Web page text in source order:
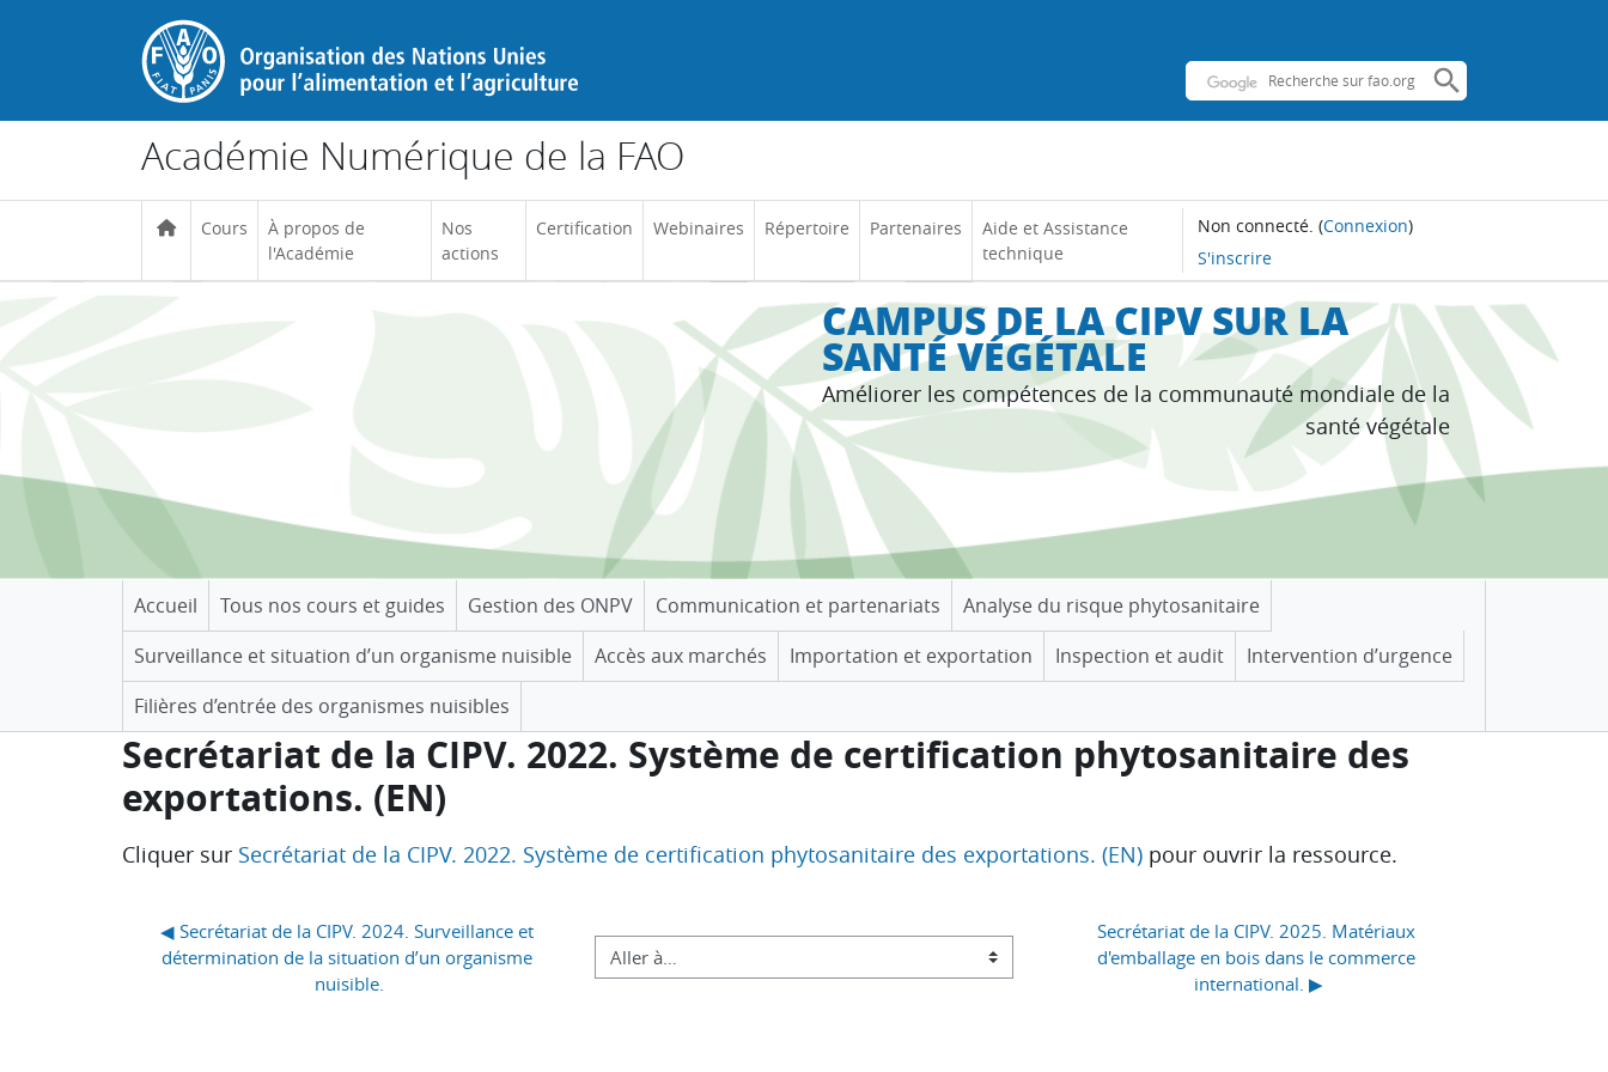
Passer au contenu principal
Académie Numérique de la FAO
Cours
À propos de
l'Académie
Nos
actions
Certification Webinaires Répertoire Partenaires
Aide et Assistance
technique
Non connecté. (Connexion)
S'inscrire
CAMPUS DE LA CIPV SUR LA
SANTÉ VÉGÉTALE
Améliorer les compétences de la communauté mondiale de la
santé végétale
Accueil Tous nos cours et guides Gestion des ONPV Communication et partenariats
Analyse du risque phytosanitaire
Surveillance et situation d’un organisme nuisible
Accès aux marchés Importation et exportation Inspection et audit
Intervention d’urgence
Filières d’entrée des organismes nuisibles
Secrétariat de la CIPV. 2022. Système de certification phytosanitaire des
exportations. (EN)
Conditions d’achèvement
Cliquer sur Secrétariat de la CIPV. 2022. Système de certification phytosanitaire des exportations. (EN) pour ouvrir la ressource.
◀︎ Secrétariat de la CIPV. 2024. Surveillance et
détermination de la situation d’un organisme
nuisible.
Aller à…
Secrétariat de la CIPV. 2025. Matériaux
d'emballage en bois dans le commerce
international. ▶︎